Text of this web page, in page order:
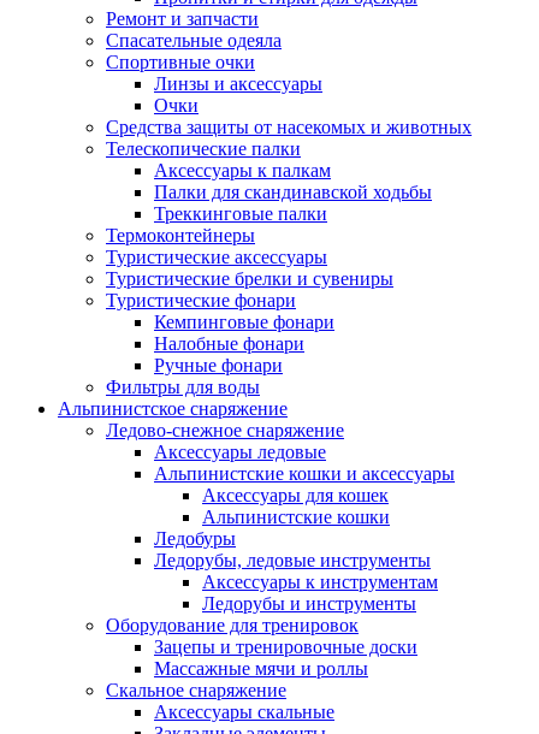
Ремонт и запчасти
Спасательные одеяла
Спортивные очки
Линзы и аксессуары
Очки
Средства защиты от насекомых и животных
Телескопические палки
Аксессуары к палкам
Палки для скандинавской ходьбы
Треккинговые палки
Термоконтейнеры
Туристические аксессуары
Туристические брелки и сувениры
Туристические фонари
Кемпинговые фонари
Налобные фонари
Ручные фонари
Фильтры для воды
Альпинистское снаряжение
Ледово-снежное снаряжение
Аксессуары ледовые
Альпинистские кошки и аксессуары
Аксессуары для кошек
Альпинистские кошки
Ледобуры
Ледорубы, ледовые инструменты
Аксессуары к инструментам
Ледорубы и инструменты
Оборудование для тренировок
Зацепы и тренировочные доски
Массажные мячи и роллы
Скальное снаряжение
Аксессуары скальные